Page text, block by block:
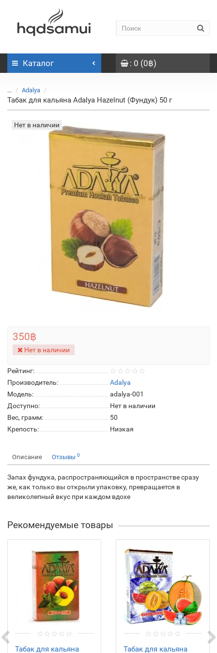
Каталог : 0 (0฿)
... Adalya
Табак для кальяна Adalya Hazelnut (Фундук) 50 г
Нет в наличии
Рейтинг:
Производитель:
Adalya
Модель:
adalya-001
Доступно:
Нет в наличии
Вес, грамм:
50
Крепость:
Низкая
350฿
Нет в наличии
Описание Отзывы 0
Запах фундука, распространяющийся в пространстве сразу
же, как только вы открыли упаковку, превращается в
великолепный вкус при каждом вдохе
Рекомендуемые товары
Табак для кальяна Табак для кальяна